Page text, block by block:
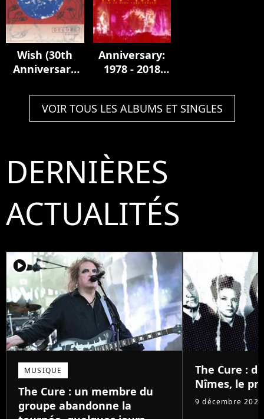
Wish (30th
Anniversary
Anniversary:
1978 - 2018
Park London
VOIR TOUS LES ALBUMS ET SINGLES
DERNIÈRES
ACTUALITÉS
player2
MUSIQUE
The Cure : un membre du
groupe abandonne la
The Cure :
Nîmes, le
9 décembre 2025